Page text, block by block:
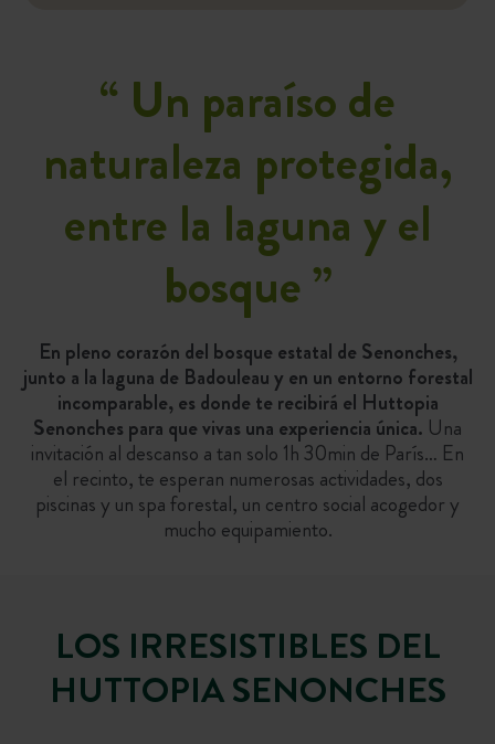
“ Un paraíso de
naturaleza protegida,
entre la laguna y el
bosque”
En pleno corazón del bosque estatal de Senonches,
junto a la laguna de Badouleau y en un entorno forestal
incomparable, es donde te recibirá el Huttopia
Senonches para que vivas una experiencia única. Una
invitación al descanso a tan solo 1h 30min de París… En
el recinto, te esperan numerosas actividades, dos
piscinas y un spa forestal, un centro social acogedor y
mucho equipamiento.
LOS IRRESISTIBLES DEL
HUTTOPIA SENONCHES